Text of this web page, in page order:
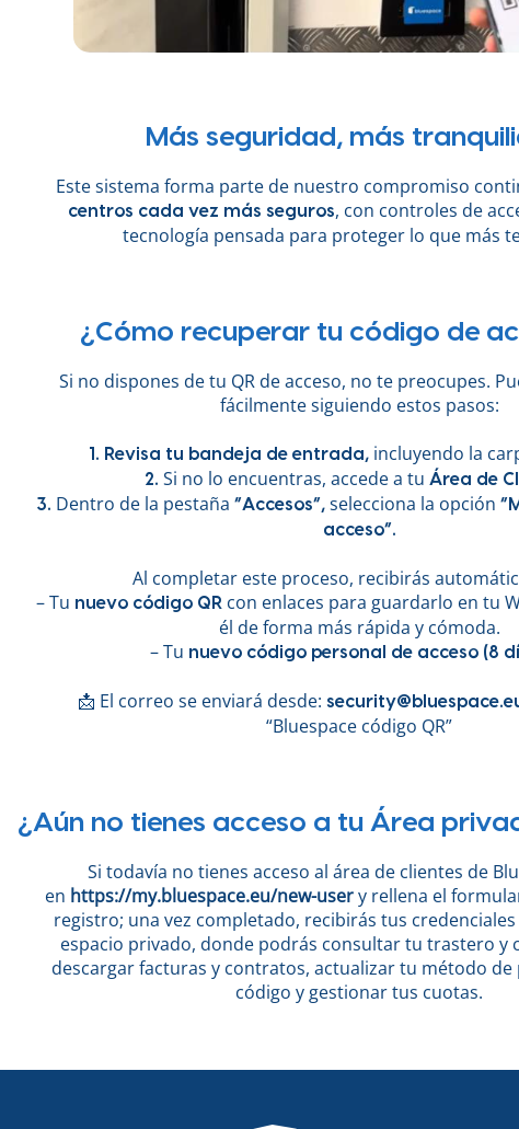
Más seguridad, más
Este sistema forma parte de nuestro compromiso
centros cada vez más seguros, con controles de
tecnología pensada para proteger lo que más
¿Cómo recuperar tu código de
Si no dispones de tu QR de acceso, no te preocupes.
fácilmente siguiendo estos pasos:
1. Revisa tu bandeja de entrada,incluyendo la
2. Si no lo encuentras, accede a tu Área de
3. Dentro de la pestaña “Accesos”, selecciona la opción
acceso”.
Al completar este proceso, recibirás
– Tu nuevo código QRcon enlaces para guardarlo en tu
él de forma más rápida y cómoda.
– Tu nuevo código personal de acceso (8
📩 El correo se enviará desde:
“Bluespace código QR”
¿Aún no tienes acceso a tu Área
Si todavía no tienes acceso al área de clientes de
en https://my.bluespace.eu/new-usery rellena el
registro; una vez completado, recibirás tus
espacio privado, donde podrás consultar tu trastero y
descargar facturas y contratos, actualizar tu método
código y gestionar tus cuotas.